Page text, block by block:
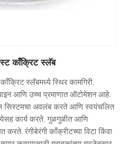
काँक्रिट स्लॅब
स्लॅबमध्ये स्थिर कामगिरी,
आणि उच्च प्रमाणात ऑटोमेशन आहे.
सिस्टमचा अवलंब करते आणि स्वयंचलित
कार्य करते, गुळगुळीत आणि
करते. रंगीबेरंगी काँक्रीटच्या विटा किंवा